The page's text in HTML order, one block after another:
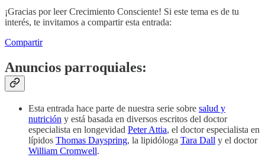
¡Gracias por leer Crecimiento Consciente! Si este tema es de tu
interés, te invitamos a compartir esta entrada:
Compartir
Anuncios parroquiales:
Esta entrada hace parte de nuestra serie sobre salud y
nutrición y está basada en diversos escritos del doctor
especialista en longevidad Peter Attia, el doctor especialista en
lípidos Thomas Dayspring, la lipidóloga Tara Dall y el doctor
William Cromwell.